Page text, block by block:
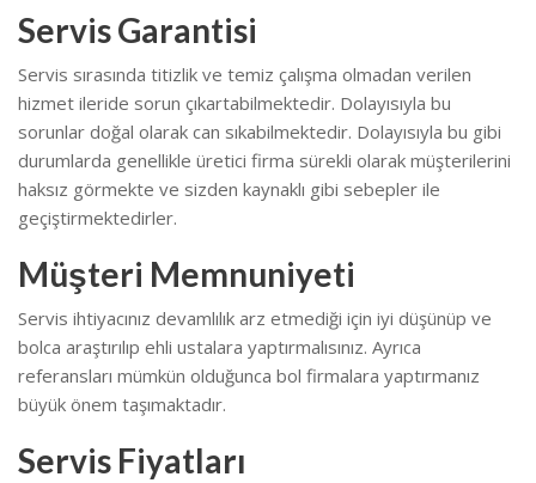
Servis Garantisi
Servis sırasında titizlik ve temiz çalışma olmadan verilen
hizmet ileride sorun çıkartabilmektedir. Dolayısıyla bu
sorunlar doğal olarak can sıkabilmektedir. Dolayısıyla bu gibi
durumlarda genellikle üretici firma sürekli olarak müşterilerini
haksız görmekte ve sizden kaynaklı gibi sebepler ile
geçiştirmektedirler.
Müşteri Memnuniyeti
Servis ihtiyacınız devamlılık arz etmediği için iyi düşünüp ve
bolca araştırılıp ehli ustalara yaptırmalısınız. Ayrıca
referansları mümkün olduğunca bol firmalara yaptırmanız
büyük önem taşımaktadır.
Servis Fiyatları